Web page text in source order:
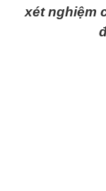
xét nghiệm